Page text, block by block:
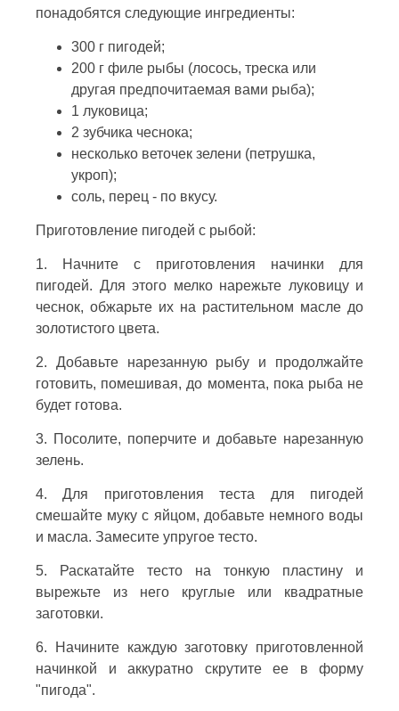
понадобятся следующие ингредиенты:
300 г пигодей;
200 г филе рыбы (лосось, треска или
другая предпочитаемая вами рыба);
1 луковица;
2 зубчика чеснока;
несколько веточек зелени (петрушка,
укроп);
соль, перец - по вкусу.
Приготовление пигодей с рыбой:
1. Начните с приготовления начинки для
пигодей. Для этого мелко нарежьте луковицу и
чеснок, обжарьте их на растительном масле до
золотистого цвета.
2. Добавьте нарезанную рыбу и продолжайте
готовить, помешивая, до момента, пока рыба не
будет готова.
3. Посолите, поперчите и добавьте нарезанную
зелень.
4. Для приготовления теста для пигодей
смешайте муку с яйцом, добавьте немного воды
и масла. Замесите упругое тесто.
5. Раскатайте тесто на тонкую пластину и
вырежьте из него круглые или квадратные
заготовки.
6. Начините каждую заготовку приготовленной
начинкой и аккуратно скрутите ее в форму
"пигода".